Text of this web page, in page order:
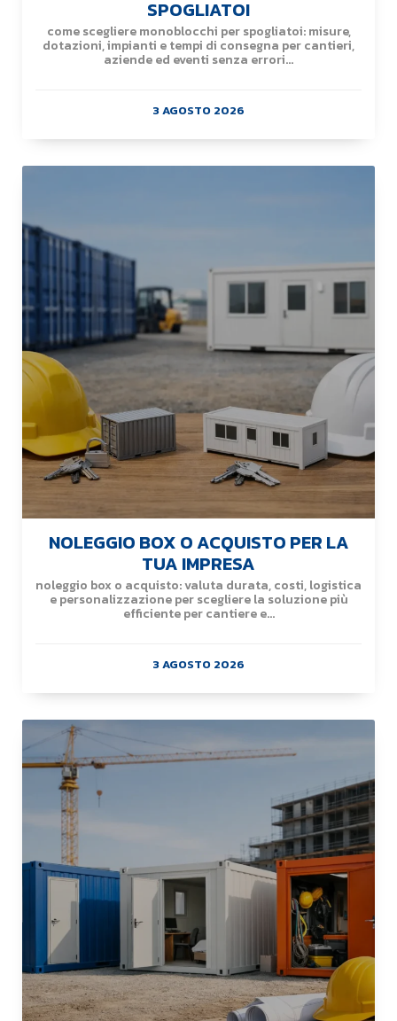
SPOGLIATOI
come scegliere monoblocchi per spogliatoi: misure,
dotazioni, impianti e tempi di consegna per cantieri,
aziende ed eventi senza errori...
3 AGOSTO 2026
NOLEGGIO BOX O ACQUISTO PER LA
TUA IMPRESA
noleggio box o acquisto: valuta durata, costi, logistica
e personalizzazione per scegliere la soluzione più
efficiente per cantiere e...
3 AGOSTO 2026